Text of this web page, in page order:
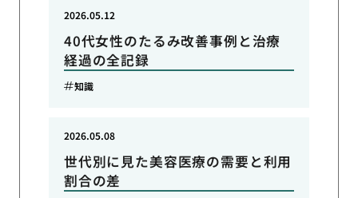
40代女性のたるみ改善事例と治療
経過の全記録
2026.05.12
知識
世代別に見た美容医療の需要と利用
割合の差
2026.05.08